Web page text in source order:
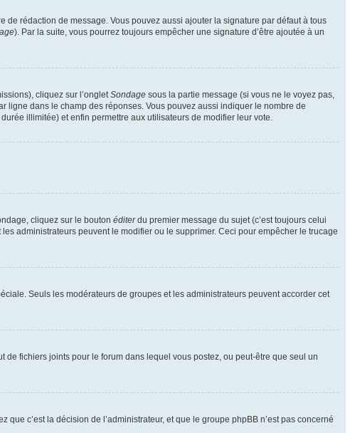
de rédaction de message. Vous pouvez aussi ajouter la signature par défaut à tous
). Par la suite, vous pourrez toujours empêcher une signature d’être ajoutée à un
cliquez sur l’ongletSondage sous la partie message (si vous ne le voyez pas,
ligne dans le champ des réponses. Vous pouvez aussi indiquer le nombre de
illimitée) et enfin permettre aux utilisateurs de modifier leur vote.
cliquez sur le bouton éditerdu premier message du sujet (c’est toujours celui
administrateurs peuvent le modifier ou le supprimer. Ceci pour empêcher le trucage
Seuls les modérateurs de groupes et les administrateurs peuvent accorder cet
de fichiers joints pour le forum dans lequel vous postez, ou peut-être que seul un
c’est la décision de l’administrateur, et que le groupe phpBB n’est pas concerné